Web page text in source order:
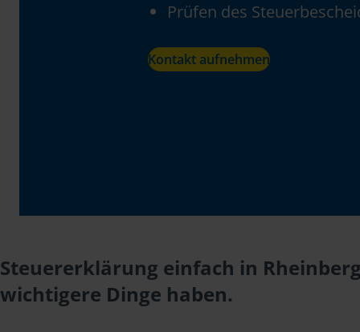
Prüfen des
Kontakt aufnehmen
Steuererklärung einfach in
wichtigere Dinge haben.